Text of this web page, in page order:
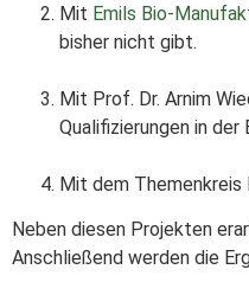
Mit Emils Bio-
bisher nicht gibt.
Mit Prof. Dr. Arnim
Qualifizierungen in
Mit dem Themenkreis
Neben diesen Projekten
Anschließend werden die